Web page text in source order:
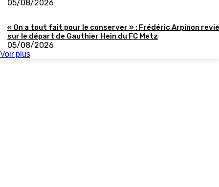
05/08/2026
« On a tout fait pour le conserver » : Frédéric Arpinon
sur le départ de Gauthier Hein du FC Metz
05/08/2026
Voir plus